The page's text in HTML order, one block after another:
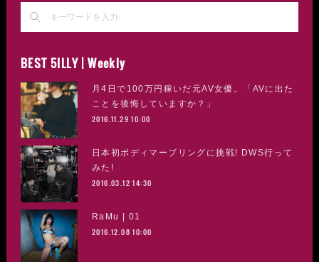
BEST 5ILLY | Weekly
月4日で100万円稼いだ元AV女優。「AVに出た
ことを後悔していますか？」
2016.11.29 10:00
日本初ボディマーブリングに挑戦! DWS行って
みた!
2016.03.12 14:30
RaMu | 01
2016.12.08 10:00